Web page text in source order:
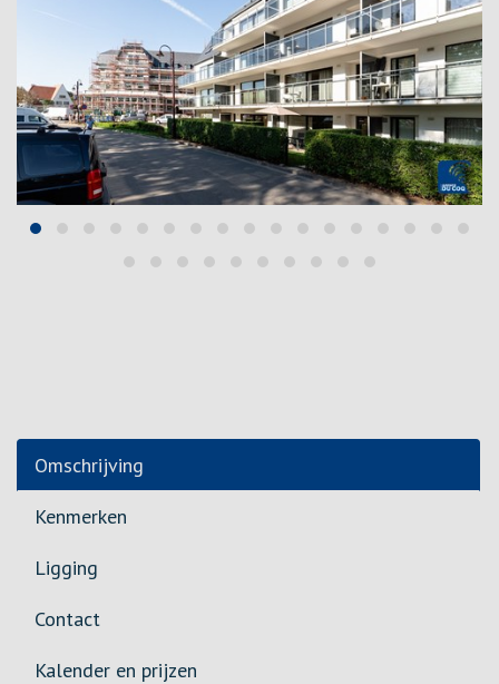
Omschrijving
Kenmerken
Ligging
Contact
Kalender en prijzen